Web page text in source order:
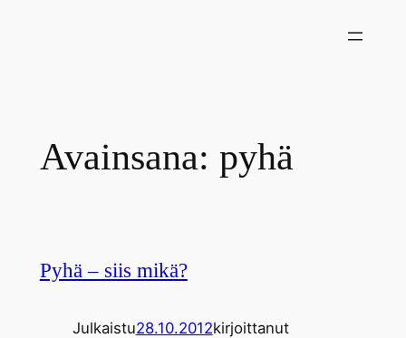
Avainsana: pyhä
Pyhä – siis mikä?
Julkaistu28.10.2012kirjoittanut